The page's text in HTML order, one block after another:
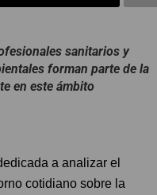
sanitarios y
forman parte de la
en este ámbito
a analizar el
cotidiano sobre la